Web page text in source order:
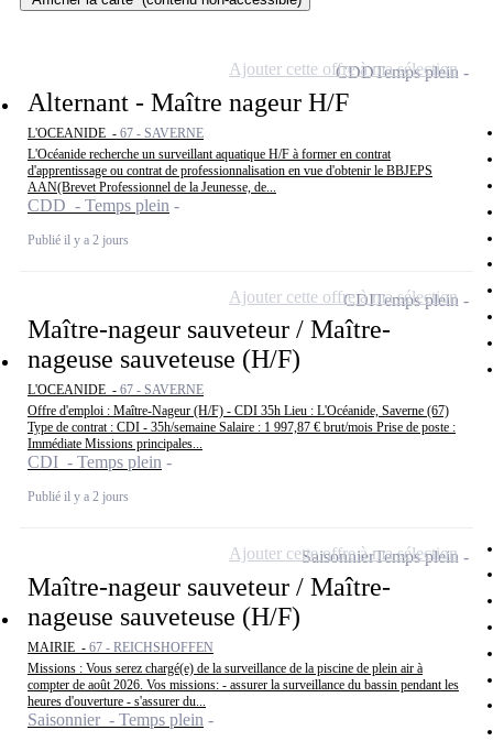
Alternant - Maître nageur H/F
L'OCEANIDE - 67 - SAVERNE
L'Océanide recherche un surveillant aquatique H/F à former en contrat
d'apprentissage ou contrat de professionnalisation en vue d'obtenir le BBJEPS
AAN(Brevet Professionnel de la Jeunesse, de...
CDD - Temps plein
Publié il y a 2 jours
CDDTemps plein
Ajouter cette offre à ma sélection
Maître-nageur sauveteur / Maître-
nageuse sauveteuse (H/F)
L'OCEANIDE - 67 - SAVERNE
Offre d'emploi : Maître-Nageur (H/F) - CDI 35h Lieu : L'Océanide, Saverne (67)
Type de contrat : CDI - 35h/semaine Salaire : 1 997,87 € brut/mois Prise de poste :
Immédiate Missions principales...
CDI - Temps plein
Publié il y a 2 jours
CDITemps plein
Ajouter cette offre à ma sélection
Maître-nageur sauveteur / Maître-
nageuse sauveteuse (H/F)
MAIRIE - 67 - REICHSHOFFEN
Missions : Vous serez chargé(e) de la surveillance de la piscine de plein air à
compter de août 2026. Vos missions: - assurer la surveillance du bassin pendant les
heures d'ouverture - s'assurer du...
Saisonnier - Temps plein
SaisonnierTemps plein
Ajouter cette offre à ma sélection